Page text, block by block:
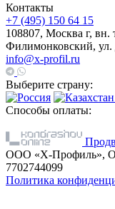
Контакты
+7 (495) 150 64 15
108807, Москва г,
Филимонковский, ул.
info@x-profil.ru
Выберите страну:
Способы оплаты:
ООО «Х-Профиль»,
7702744099
Политика